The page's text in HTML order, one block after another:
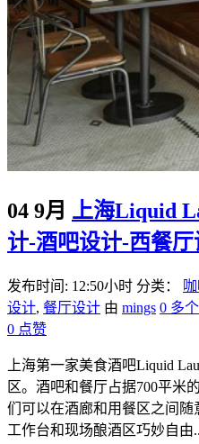
04 9月 上海Liquid
计-酒吧设计-西餐
发布时间: 12:50小时 分类：
设计, 餐厅设计 由 mings 0 多
0 点赞
上海第一家美食酒吧Liquid
区。酒吧和餐厅占据700平米
们可以在酒廊和用餐区之间
工作台和现场酿酒区巧妙自由